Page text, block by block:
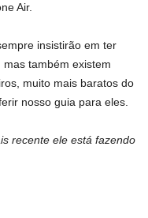
Air.
insistirão em ter
também existem
muito mais baratos do
nosso guia para eles.
recente ele está fazendo